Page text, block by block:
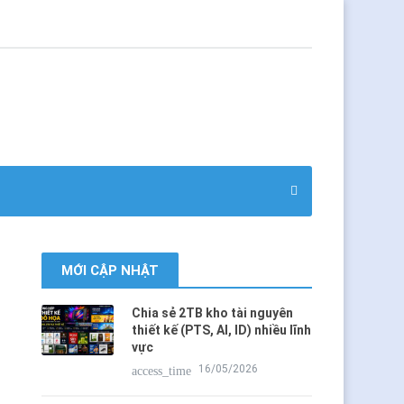
MỚI CẬP NHẬT
Chia sẻ 2TB kho tài nguyên
thiết kế (PTS, AI, ID) nhiều lĩnh
vực
access_time
16/05/2026